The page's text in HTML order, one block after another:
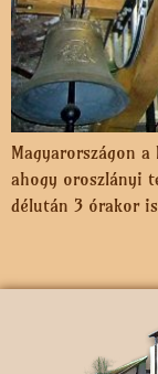
Magyarországon
ahogy oroszlányi
délután 3 órakor